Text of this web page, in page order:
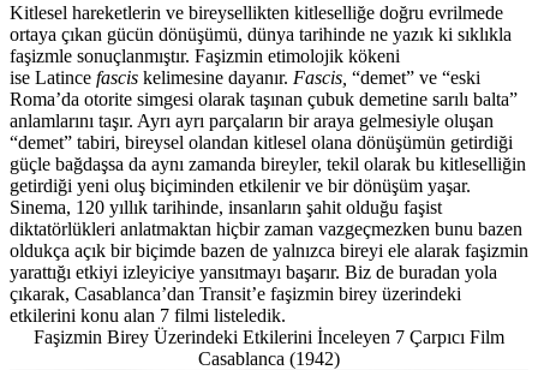
Kitlesel hareketlerin ve bireysellikten kitleselliğe doğru evrilmede
ortaya çıkan gücün dönüşümü, dünya tarihinde ne yazık ki sıklıkla
faşizmle sonuçlanmıştır. Faşizmin etimolojik kökeni
ise Latince fascis kelimesine dayanır. Fascis, “demet” ve “eski
Roma’da otorite simgesi olarak taşınan çubuk demetine sarılı balta”
anlamlarını taşır. Ayrı ayrı parçaların bir araya gelmesiyle oluşan
“demet” tabiri, bireysel olandan kitlesel olana dönüşümün getirdiği
güçle bağdaşsa da aynı zamanda bireyler, tekil olarak bu kitleselliğin
getirdiği yeni oluş biçiminden etkilenir ve bir dönüşüm yaşar.
Sinema, 120 yıllık tarihinde, insanların şahit olduğu faşist
diktatörlükleri anlatmaktan hiçbir zaman vazgeçmezken bunu bazen
oldukça açık bir biçimde bazen de yalnızca bireyi ele alarak faşizmin
yarattığı etkiyi izleyiciye yansıtmayı başarır. Biz de buradan yola
çıkarak, Casablanca’dan Transit’e faşizmin birey üzerindeki
etkilerini konu alan 7 filmi listeledik.
Faşizmin Birey Üzerindeki Etkilerini İnceleyen 7 Çarpıcı Film
Casablanca (1942)